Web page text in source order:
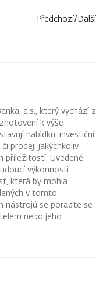
Předchozí/Další
a.s., který vychází z
k výše
nabídku, investiční
prodeji jakýchkoliv
příležitostí. Uvedené
výkonnosti.
která by mohla
v tomto
nástrojů se poraďte se
nebo jeho